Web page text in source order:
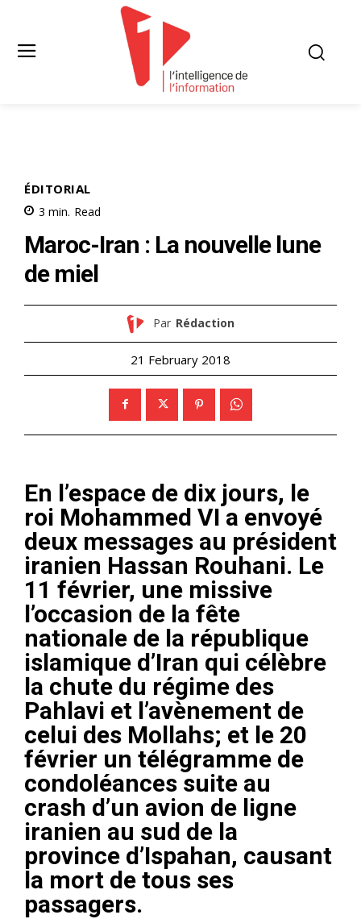
ÉDITORIAL
3 min. Read
Maroc-Iran : La nouvelle lune
de miel
Par Rédaction
21 February 2018
En l’espace de dix jours, le
roi Mohammed VI a envoyé
deux messages au président
iranien Hassan Rouhani. Le
11 février, une missive
l’occasion de la fête
nationale de la république
islamique d’Iran qui célèbre
la chute du régime des
Pahlavi et l’avènement de
celui des Mollahs; et le 20
février un télégramme de
condoléances suite au
crash d’un avion de ligne
iranien au sud de la
province d’Ispahan, causant
la mort de tous ses
passagers.